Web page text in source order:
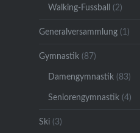
Walking-Fussball (2)
Generalversammlung(1)
Gymnastik(87)
Damengymnastik(83)
Seniorengymnastik(4)
Ski(3)